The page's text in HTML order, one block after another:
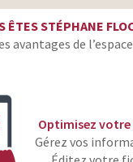
de production
de production
de production
de production
ÊTES STÉPHANE
avantages de
Optimisez
Gérez vos